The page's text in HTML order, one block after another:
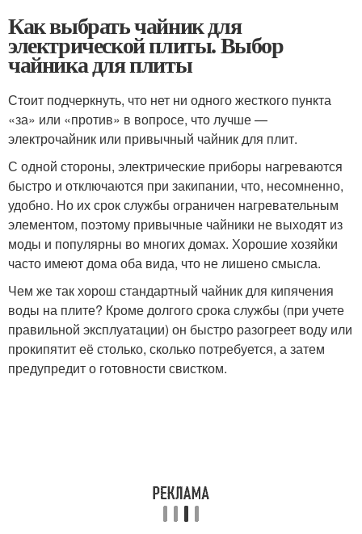
Как выбрать чайник для
электрической плиты. Выбор
чайника для плиты
Стоит подчеркнуть, что нет ни одного жесткого пункта
«за» или «против» в вопросе, что лучше —
электрочайник или привычный чайник для плит.
С одной стороны, электрические приборы нагреваются
быстро и отключаются при закипании, что, несомненно,
удобно. Но их срок службы ограничен нагревательным
элементом, поэтому привычные чайники не выходят из
моды и популярны во многих домах. Хорошие хозяйки
часто имеют дома оба вида, что не лишено смысла.
Чем же так хорош стандартный чайник для кипячения
воды на плите? Кроме долгого срока службы (при учете
правильной эксплуатации) он быстро разогреет воду или
прокипятит её столько, сколько потребуется, а затем
предупредит о готовности свистком.